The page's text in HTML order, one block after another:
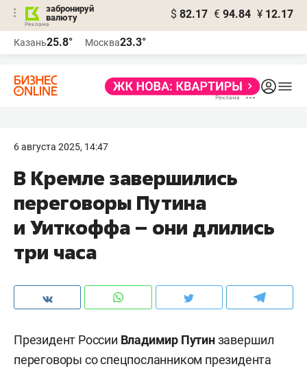
забронируй
валюту
$ 82.17 € 94.84 ¥ 12.17
Казань25.8° Москва23.3°
6 августа 2025, 14:47
В Кремле завершились
переговоры Путина
и Уиткоффа – они длились
три часа
Президент России Владимир Путинзавершил
переговоры со спецпосланником президента